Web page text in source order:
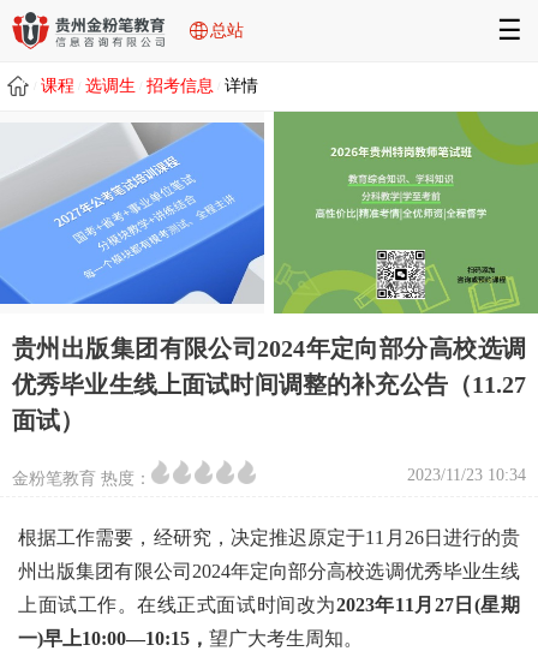
总站 ☰
课程 选调生 招考信息 详情
贵州出版集团有限公司2024年定向部分高校选调
优秀毕业生线上面试时间调整的补充公告（11.27
面试）
金粉笔教育 热度： 2023/11/23 10:34
根据工作需要，经研究，决定推迟原定于11月26日进行的贵
州出版集团有限公司2024年定向部分高校选调优秀毕业生线
上面试工作。在线正式面试时间改为2023年11月27日(星期
一)早上10:00—10:15， 望广大考生周知。